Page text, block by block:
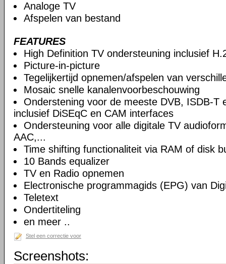
Analoge TV
Afspelen van bestand
FEATURES
High Definition TV ondersteuning inclusief
Picture-in-picture
Tegelijkertijd opnemen/afspelen van
Mosaic snelle kanalenvoorbeschouwing
Onderstening voor de meeste DVB, ISDB-T
inclusief DiSEqC en CAM interfaces
Ondersteuning voor alle digitale TV
AAC,...
Time shifting functionaliteit via RAM of disk
10 Bands equalizer
TV en Radio opnemen
Electronische programmagids (EPG) van
Teletext
Ondertiteling
en meer ..
Stel een correctie voor
Screenshots: